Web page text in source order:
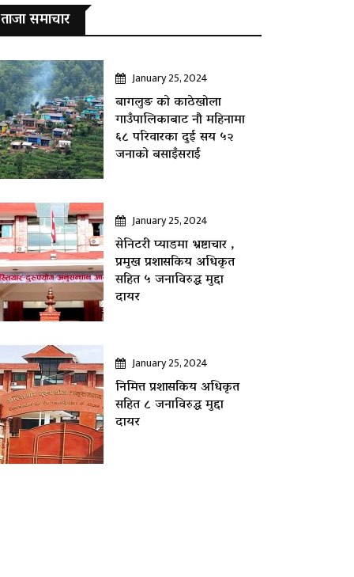
ताजा समाचार
January 25, 2024
बागलुङ काे काठेखोला
गाउँपालिकाबाट नौ महिनामा
६८ परिवारका दुई सय ५२
जनाकाे बसाइँसराई
January 25, 2024
सेनिटरी प्याडमा भ्रष्टाचार ,
प्रमुख प्रशासकिय अधिकृत
सहित ५ जनाविरुद्ध मुद्दा
दायर
January 25, 2024
निमित्त प्रशासकिय अधिकृत
सहित ८ जनाविरुद्ध मुद्दा
दायर